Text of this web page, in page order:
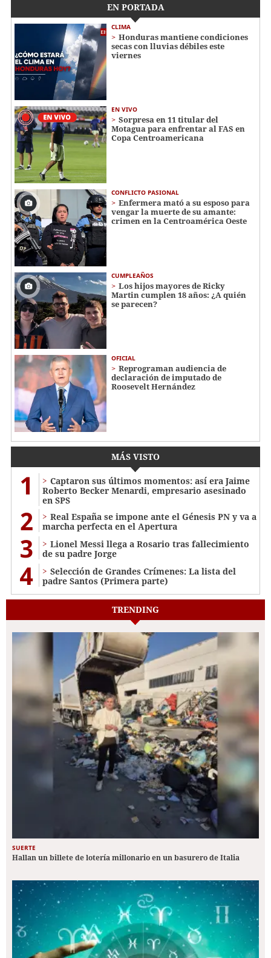
EN PORTADA
CLIMA
Honduras mantiene condiciones
secas con lluvias débiles este
viernes
EN VIVO
Sorpresa en 11 titular del
Motagua para enfrentar al FAS en
Copa Centroamericana
CONFLICTO PASIONAL
Enfermera mató a su esposo para
vengar la muerte de su amante:
crimen en la Centroamérica Oeste
CUMPLEAÑOS
Los hijos mayores de Ricky
Martin cumplen 18 años: ¿A quién
se parecen?
OFICIAL
Reprograman audiencia de
declaración de imputado de
Roosevelt Hernández
MÁS VISTO
1
Captaron sus últimos momentos: así era Jaime
Roberto Becker Menardi​​​, empresario asesinado
en SPS
2
Real España se impone ante el Génesis PN y va a
marcha perfecta en el Apertura
3
Lionel Messi llega a Rosario tras fallecimiento
de su padre Jorge
4
Selección de Grandes Crímenes: La lista del
padre Santos (Primera parte)
TRENDING
SUERTE
Hallan un billete de lotería millonario en un basurero de Italia